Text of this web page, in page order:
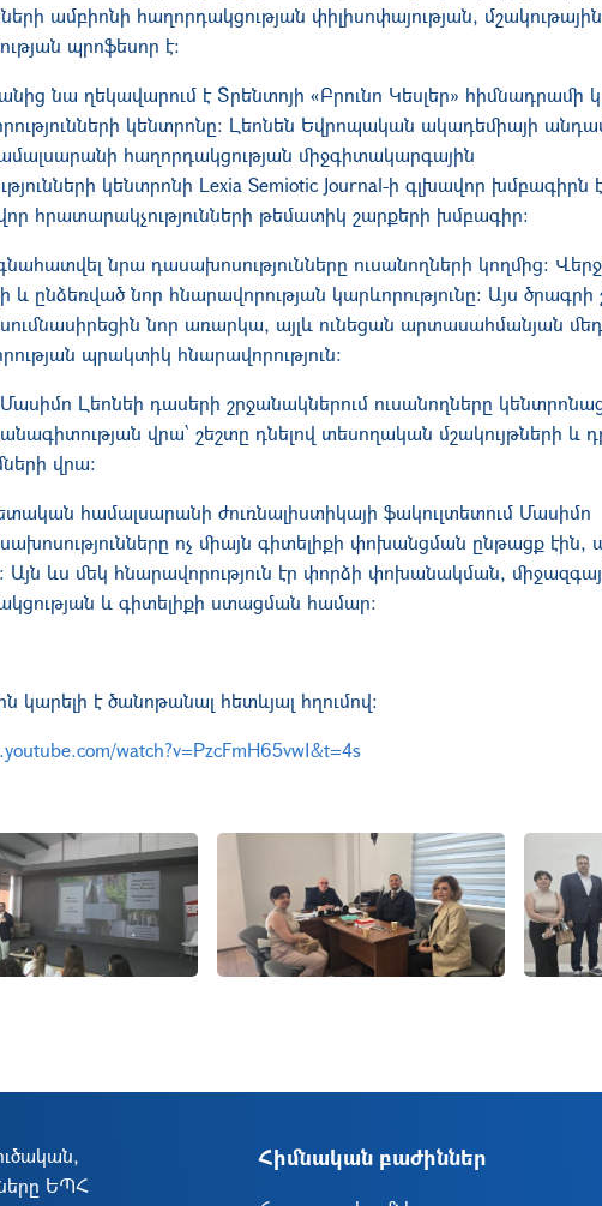
ամբիոնի հաղորդակցության փիլիսոփայության,
պրոֆեսոր է։
նա ղեկավարում է Տրենտոյի «Բրունո Կեսլեր» հիմնադրամի
կենտրոնը։ Լեոնեն Եվրոպական ակադեմիայի
հաղորդակցության միջգիտակարգային
կենտրոնի Lexia Semiotic Journal-ի գլխավոր
հրատարակչությունների թեմատիկ շարքերի խմբագիր։
նրա դասախոսությունները ուսանողների կողմից։
և ընձեռված նոր հնարավորության կարևորությունը։ Այս
նոր առարկա, այլև ունեցան արտասահմանյան
պրակտիկ հնարավորություն։
Լեոնեի դասերի շրջանակներում ուսանողները
վրա՝ շեշտը դնելով տեսողական մշակույթների և
վրա:
համալսարանի ժուռնալիստիկայի ֆակուլտետում Մասիմո
ոչ միայն գիտելիքի փոխանցման ընթացք էին,
Այն ևս մեկ հնարավորություն էր փորձի փոխանակման,
և գիտելիքի ստացման համար։
կարելի է ծանոթանալ հետևյալ հղումով։
watch?v=PzcFmH65vwI&t=4s
Ներբեռնել Ներբեռնել
ԵՊՀ
Հիմնական բաժիններ